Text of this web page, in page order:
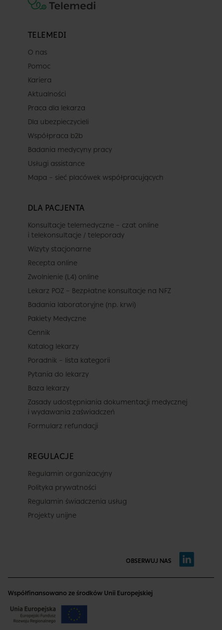
TELEMEDI
O nas
Pomoc
Kariera
Aktualności
Praca dla lekarza
Dla ubezpieczycieli
Współpraca b2b
Badania medycyny pracy
Usługi assistance
Mapa – sieć placówek współpracujących
DLA PACJENTA
Konsultacje telemedyczne – czat online
i telekonsultacje / teleporady
Wizyty stacjonarne
Recepta online
Zwolnienie (L4) online
Lekarz POZ – Bezpłatne konsultacje na NFZ
Badania laboratoryjne (np. krwi)
Pakiety Medyczne
Cennik
Katalog lekarzy
Poradnik – lista kategorii
Pytania do lekarzy
Baza lekarzy
Zasady udostępniania dokumentacji medycznej
i wydawania zaświadczeń
Formularz refundacji
REGULACJE
Regulamin organizacyjny
Polityka prywatności
Regulamin świadczenia usług
Projekty unijne
OBSERWUJ NAS
Współfinansowano ze środków Unii Europejskiej